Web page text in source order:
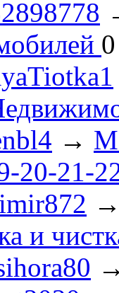
0
→
20-21-
→
и
→